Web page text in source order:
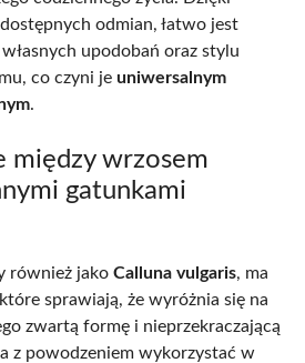
odmian, łatwo jest
upodobań oraz stylu
co czyni je uniwersalnym
.
między wrzosem
gatunkami
również jako Calluna vulgaris, ma
sprawiają, że wyróżnia się na
zwartą formę i nieprzekraczającą
z powodzeniem wykorzystać w